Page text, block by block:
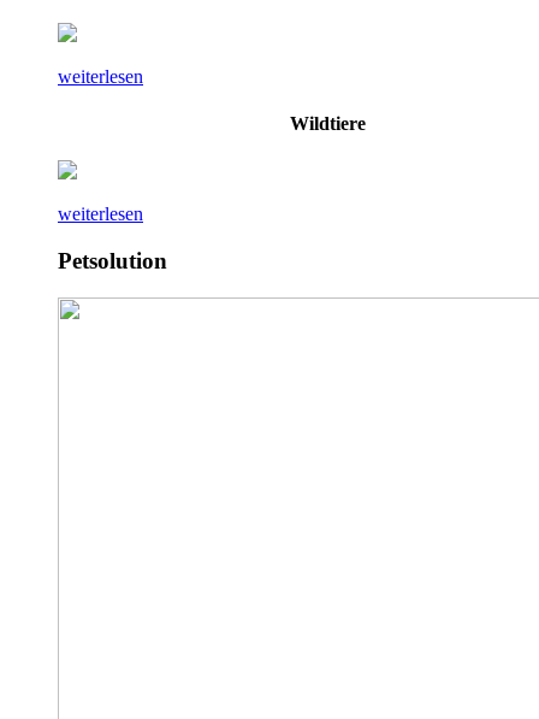
weiterlesen
Wildtiere
weiterlesen
Petsolution